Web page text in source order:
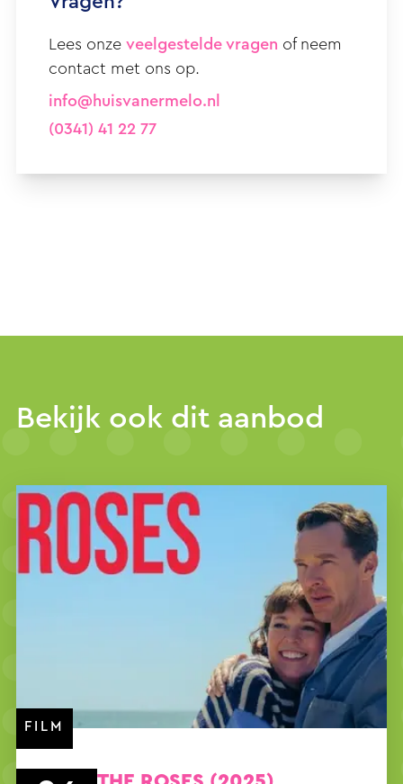
Lees onze veelgestelde vragen of neem
contact met ons op.
info@huisvanermelo.nl
(0341) 41 22 77
Bekijk ook dit aanbod
FILM